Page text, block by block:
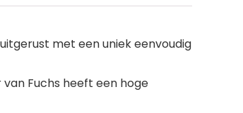
met een uniek eenvoudig
Fuchs heeft een hoge